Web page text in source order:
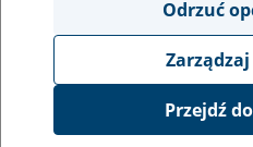
Ukryj wszystkie pozycje
Odrzuć
Przejdź